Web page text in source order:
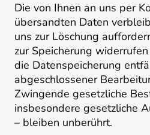
Die von Ihnen an uns per
übersandten Daten
uns zur Löschung
zur Speicherung
die Datenspeicherung
abgeschlossener
Zwingende gesetzliche
insbesondere gesetzliche
– bleiben unberührt.